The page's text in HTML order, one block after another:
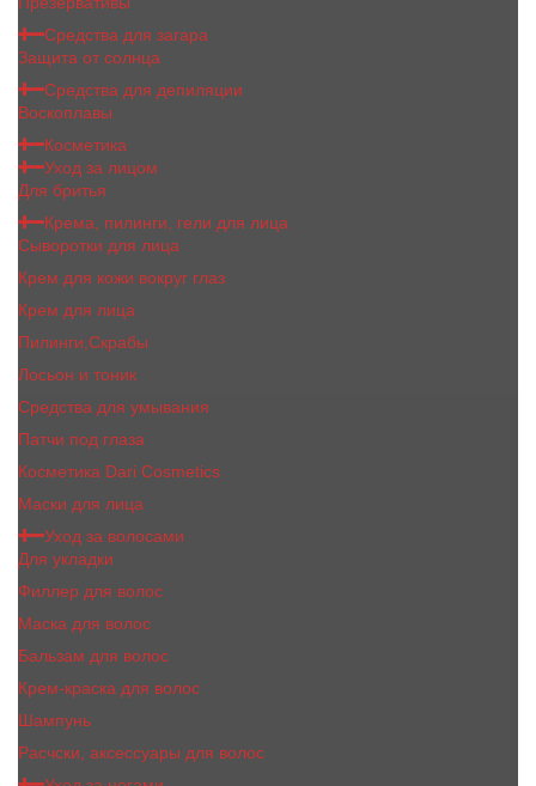
Средства для загара
Защита от солнца
Средства для депиляции
Воскоплавы
Косметика
Уход за лицом
Для бритья
Крема, пилинги, гели для лица
Сыворотки для лица
Крем для кожи вокруг глаз
Крем для лица
Пилинги,Скрабы
Лосьон и тоник
Средства для умывания
Патчи под глаза
Косметика Dari Cosmetics
Маски для лица
Уход за волосами
Для укладки
Филлер для волос
Маска для волос
Бальзам для волос
Крем-краска для волос
Шампунь
Расчски, аксессуары для волос